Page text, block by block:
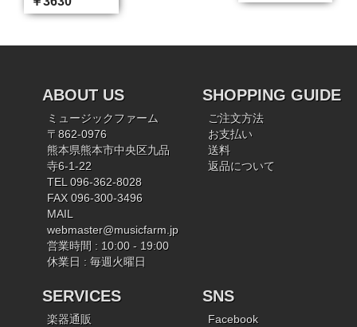
ABOUT US
ミュージックファーム
〒862-0976
熊本県熊本市中央区九品
寺6-1-22
TEL 096-362-8028
FAX 096-300-3496
MAIL
webmaster@musicfarm.jp
営業時間 : 10:00 - 19:00
休業日 : 毎週火曜日
SHOPPING GUIDE
ご注文方法
お支払い
送料
返品について
SERVICES
楽器通販
SNS
Facebook